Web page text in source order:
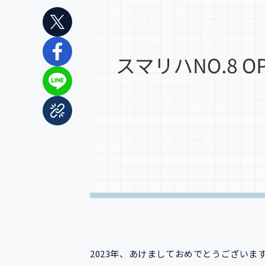
2023年、あけましておめでとうございま